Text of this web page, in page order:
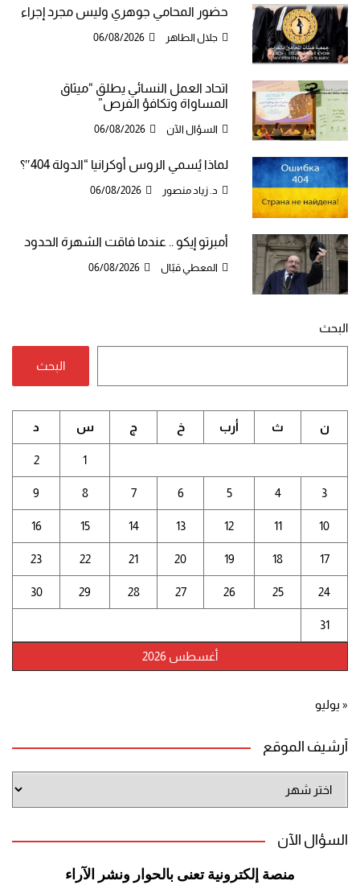
حضور المحامي جوهري وليس مجرد إجراء
جلال الطاهر 06/08/2026
اتحاد العمل النسائي يطلق “ميثاق
المساواة وتكافؤ الفرص”
السؤال الآن 06/08/2026
لماذا يُسمي الروس أوكرانيا “الدولة 404″؟
د. زياد منصور 06/08/2026
أمبرتو إيكو .. عندما فاقت الشهرة الحدود
المعطي قبّال 06/08/2026
البحث
البحث
أغسطس 2026
ن ث أرب خ ج س د
1
2
3
4
5
6
7
8
9
10
11
12
13
14
15
16
17
18
19
20
21
22
23
24
25
26
27
28
29
30
31
« يوليو
أرشيف الموقع
الموقع
السؤال الآن
منصة إلكترونية تعنى بالحوار ونشر الآراء